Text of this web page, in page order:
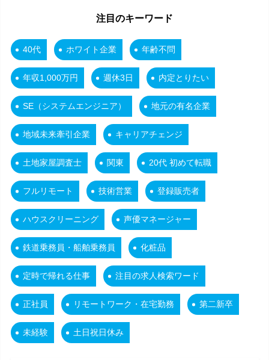
注目のキーワード
40代 ホワイト企業 年齢不問
年収1,000万円 週休3日 内定とりたい
SE（システムエンジニア） 地元の有名企業
地域未来牽引企業 キャリアチェンジ
土地家屋調査士 関東 20代 初めて転職
フルリモート 技術営業 登録販売者
ハウスクリーニング 声優マネージャー
鉄道乗務員・船舶乗務員 化粧品
定時で帰れる仕事 注目の求人検索ワード
正社員 リモートワーク・在宅勤務 第二新卒
未経験 土日祝日休み